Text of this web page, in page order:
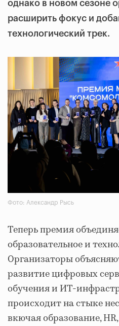
однако в новом сезоне
расширить фокус и
технологический трек.
Фото: Александр Рысь
Теперь премия
образовательное и
Организаторы
развитие цифровых
обучения и ИТ-
происходит на стыке
вкючая образование,